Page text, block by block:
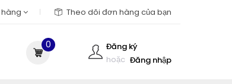
Theo dõi đơn hàng của bạn
Đăng ký
hoặc Đăng nhập
0